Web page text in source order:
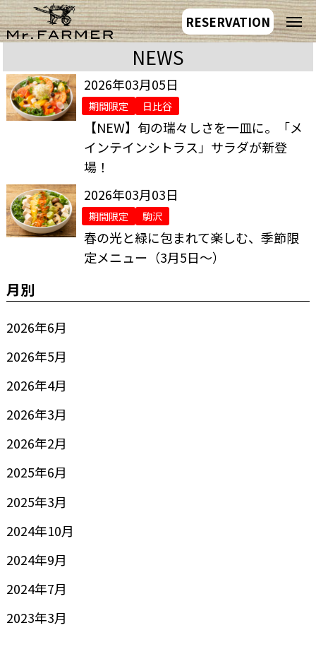
RESERVATION
NEWS
2026年03月05日
期間限定 日比谷
【NEW】旬の瑞々しさを一皿に。「メ
インテインシトラス」サラダが新登
場！
2026年03月03日
期間限定 駒沢
春の光と緑に包まれて楽しむ、季節限
定メニュー（3月5日～）
月別
2026年6月
2026年5月
2026年4月
2026年3月
2026年2月
2025年6月
2025年3月
2024年10月
2024年9月
2024年7月
2023年3月